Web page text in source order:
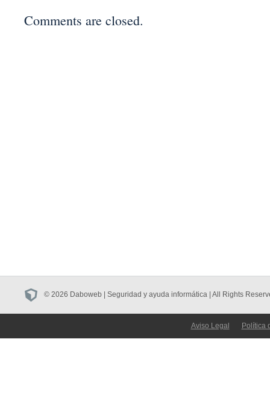
Comments are closed.
© 2026 Daboweb | Seguridad y ayuda informática | All Rights
Aviso Legal Política